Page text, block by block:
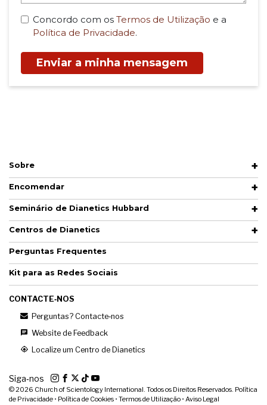
Concordo com os Termos de Utilização e a
Política de Privacidade.
Enviar a minha mensagem
Sobre
Encomendar
Seminário de Dianetics Hubbard
Centros de Dianetics
Perguntas Frequentes
Kit para as Redes Sociais
CONTACTE‑NOS
Perguntas? Contacte‑nos
Website de Feedback
Localize um Centro de Dianetics
Siga‑nos
© 2026 Church of Scientology International. Todos os Direitos Reservados. Política
de Privacidade • Política de Cookies • Termos de Utilização • Aviso Legal